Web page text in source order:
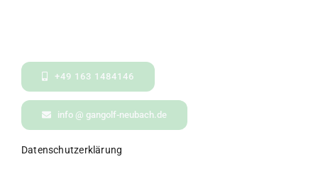
+49 163 1484146
info @ gangolf-neubach.de
Datenschutzerklärung